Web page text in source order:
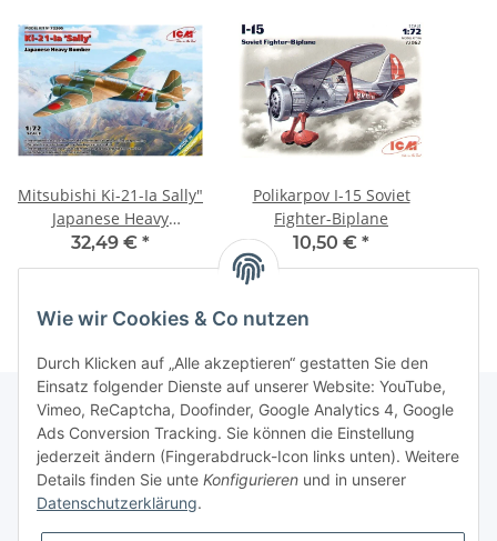
Mitsubishi Ki-21-Ia Sally"
Japanese Heavy
Bomber"
32,49 € *
Polikarpov I-15 Soviet
Fighter-Biplane
10,50 € *
Informationen
Gesetzliche Informationen
Wie wir Cookies & Co nutzen
Durch Klicken auf „Alle akzeptieren“ gestatten Sie den
Einsatz folgender Dienste auf unserer Website: YouTube,
Vimeo, ReCaptcha, Doofinder, Google Analytics 4, Google
Ads Conversion Tracking. Sie können die Einstellung
jederzeit ändern (Fingerabdruck-Icon links unten). Weitere
Details finden Sie unte Konfigurieren und in unserer
Datenschutzerklärung.